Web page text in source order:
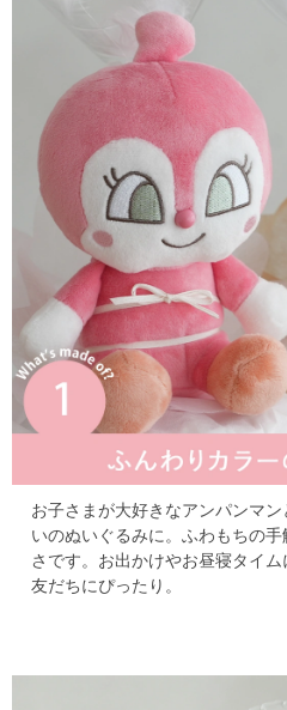
お子さまが大好きなアンパンマ
いのぬいぐるみに。 ふわもちの手
さです。 お出かけやお昼寝タイ
友だちにぴったり。